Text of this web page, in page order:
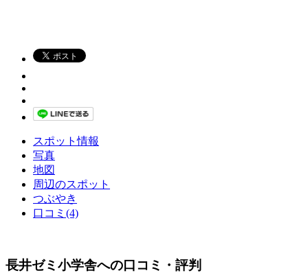
スポット情報
写真
地図
周辺のスポット
つぶやき
口コミ(4)
長井ゼミ小学舎への口コミ・評判